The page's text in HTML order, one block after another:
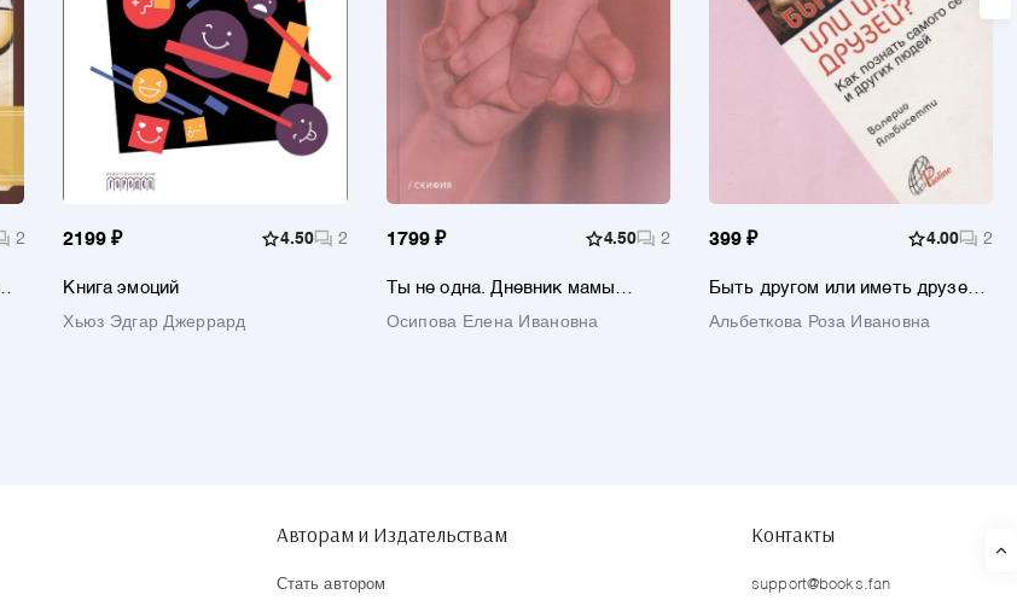
2 2199 ₽ 4.50 2
Книга эмоций
Хьюз Эдгар Джеррард
1799 ₽ 4.50 2
Ты не одна. Дневник мамы
Практические советы и
Осипова Елена Ивановна
399 ₽ 4.00 2
Быть другом или иметь друзей?
других людей
Альбеткова Роза Ивановна
Авторам и Издательствам
Стать автором
Контакты
support@books.fan